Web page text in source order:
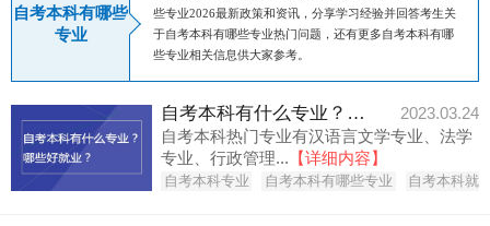
自考本科有哪些
专业
些专业2026最新政策和资讯，分享学习经验并回答考生关
于自考本科有哪些专业热门问题，还有更多自考本科有哪
些专业相关信息供大家参考。
自考本科有什么专业？哪些好就业？
2023.03.24
自考本科热门专业有汉语言文学专业、法学
专业、行政管理... 【详细内容】
自考本科专业 自考本科有哪些专业 自考本科就